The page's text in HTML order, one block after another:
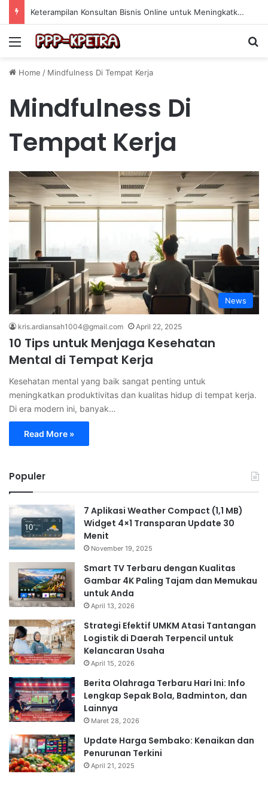
Keterampilan Konsultan Bisnis Online untuk Meningkatkan Pendapatan Berdasarkan Pengalaman Praktis
Menu
Home / Mindfulness Di Tempat Kerja
Mindfulness Di
Tempat Kerja
News
kris.ardiansah1004@gmail.com April 22, 2025
10 Tips untuk Menjaga Kesehatan
Mental di Tempat Kerja
Kesehatan mental yang baik sangat penting untuk
meningkatkan produktivitas dan kualitas hidup di tempat kerja.
Di era modern ini, banyak…
Read More »
Populer
7 Aplikasi Weather Compact (1,1 MB)
Widget 4×1 Transparan Update 30
Menit
November 19, 2025
Smart TV Terbaru dengan Kualitas
Gambar 4K Paling Tajam dan Memukau
untuk Anda
April 13, 2026
Strategi Efektif UMKM Atasi Tantangan
Logistik di Daerah Terpencil untuk
Kelancaran Usaha
April 15, 2026
Berita Olahraga Terbaru Hari Ini: Info
Lengkap Sepak Bola, Badminton, dan
Lainnya
Maret 28, 2026
Update Harga Sembako: Kenaikan dan
Penurunan Terkini
April 21, 2025